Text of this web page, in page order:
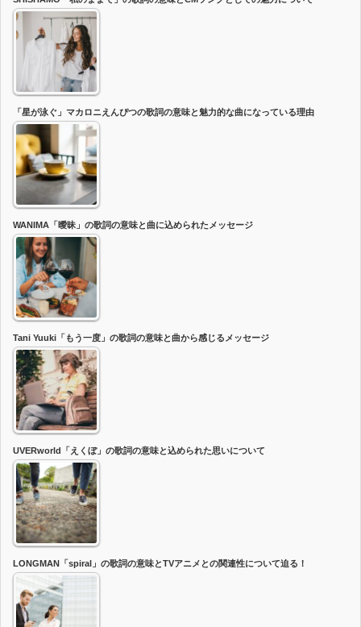
「星が泳ぐ」マカロニえんぴつの歌詞の意味と魅力的な曲になっている理由
WANIMA「曖昧」の歌詞の意味と曲に込められたメッセージ
Tani Yuuki「もう一度」の歌詞の意味と曲から感じるメッセージ
UVERworld「えくぼ」の歌詞の意味と込められた思いについて
LONGMAN「spiral」の歌詞の意味とTVアニメとの関連性について迫る！